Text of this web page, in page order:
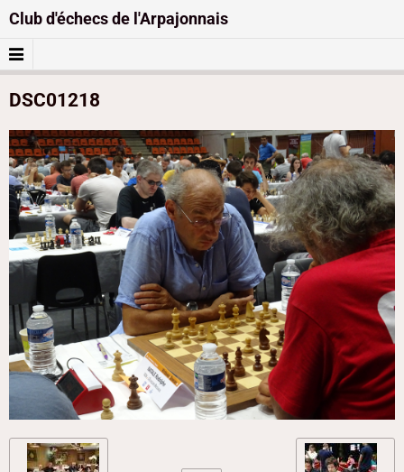
Club d'échecs de l'Arpajonnais
DSC01218